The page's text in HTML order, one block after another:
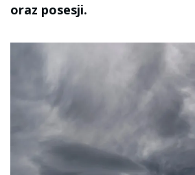
oraz posesji.